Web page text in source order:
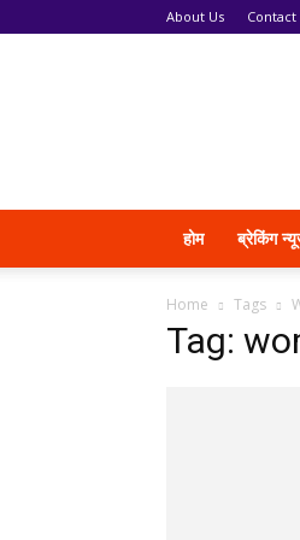
About Us Contact
होम ब्रेकिंग
Home Tags
Tag: